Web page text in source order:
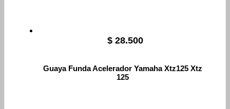
$ 28.500
Guaya Funda Acelerador Yamaha Xtz125 Xtz
125